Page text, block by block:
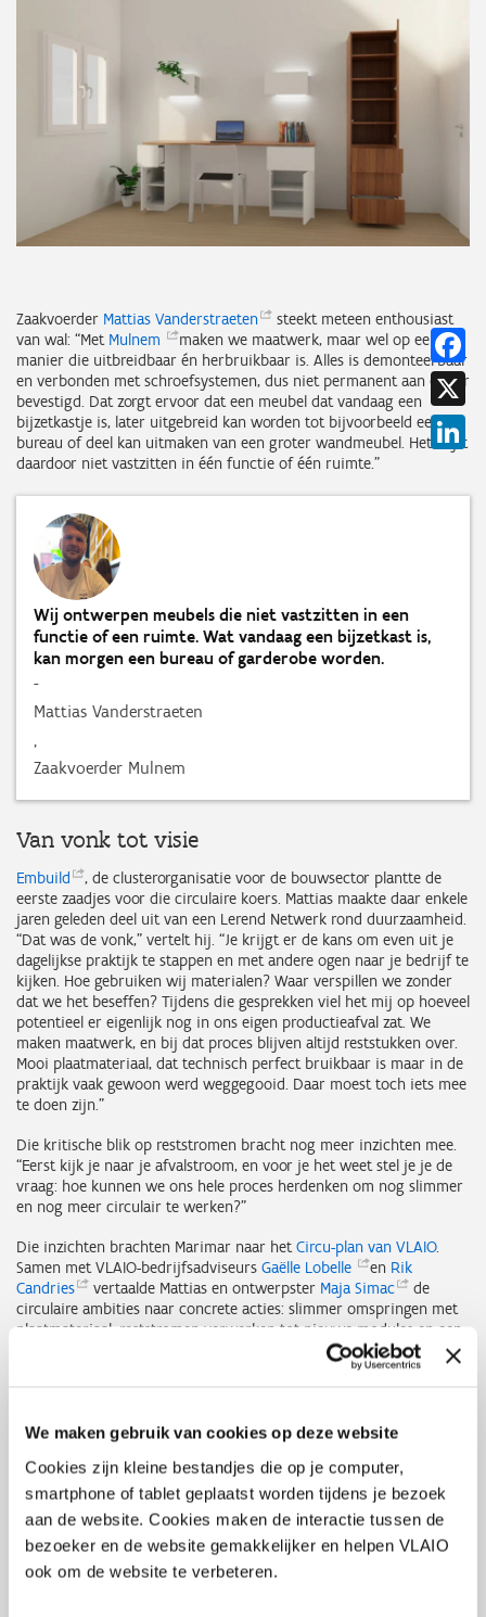
We maken gebruik van cookies op deze website
Cookies zijn kleine bestandjes die op je computer,
smartphone of tablet geplaatst worden tijdens je bezoek
aan de website. Cookies maken de interactie tussen de
bezoeker en de website gemakkelijker en helpen VLAIO
ook om de website te verbeteren.
X
Zaakvoerder Mattias Vanderstraeten
steekt meteen enthousiast
van wal: “Met Mulnem
maken we maatwerk, maar wel op een
manier die uitbreidbaar én herbruikbaar is. Alles is demonteerbaar
en verbonden met schroefsystemen, dus niet permanent aan elkaar
bevestigd. Dat zorgt ervoor dat een meubel dat vandaag een
bijzetkastje is, later uitgebreid kan worden tot bijvoorbeeld een
bureau of deel kan uitmaken van een groter wandmeubel. Het blijft
daardoor niet vastzitten in één functie of één ruimte.”
Wij ontwerpen meubels die niet vastzitten in een
functie of een ruimte. Wat vandaag een bijzetkast is,
kan morgen een bureau of garderobe worden.
-
Mattias Vanderstraeten
,
Zaakvoerder Mulnem
Van vonk tot visie
Embuild
, de clusterorganisatie voor de bouwsector plantte de
eerste zaadjes voor die circulaire koers. Mattias maakte daar enkele
jaren geleden deel uit van een Lerend Netwerk rond duurzaamheid.
“Dat was de vonk,” vertelt hij. “Je krijgt er de kans om even uit je
dagelijkse praktijk te stappen en met andere ogen naar je bedrijf te
kijken. Hoe gebruiken wij materialen? Waar verspillen we zonder
dat we het beseffen? Tijdens die gesprekken viel het mij op hoeveel
potentieel er eigenlijk nog in ons eigen productieafval zat. We
maken maatwerk, en bij dat proces blijven altijd reststukken over.
Mooi plaatmateriaal, dat technisch perfect bruikbaar is maar in de
praktijk vaak gewoon werd weggegooid. Daar moest toch iets mee
te doen zijn.”
Die kritische blik op reststromen bracht nog meer inzichten mee.
“Eerst kijk je naar je afvalstroom, en voor je het weet stel je je de
vraag: hoe kunnen we ons hele proces herdenken om nog slimmer
en nog meer circulair te werken?”
Die inzichten brachten Marimar naar hetCircu-plan van VLAIO.
Samen met VLAIO-bedrijfsadviseurs Gaëlle Lobelle en Rik
Candries
vertaalde Mattias en ontwerpster Maja Simac
de
circulaire ambities naar concrete acties: slimmer omspringen met
plaatmateriaal, reststromen verwerken tot nieuwe modules en een
businessmodel opzetten dat zowel voor klant als producent
Verder bouwen en groeien met CAP
Met die ideeën stapte Marimar in hetCircular Ambassador
Progra
m (CAP) vanVlaanderenCirculair
. Mattias: “Daar kregen
de eerste ideeën meer vorm, konden we ze aftoetsen bij experts en
collega-ondernemers en scherpten we onze strategie verder aan.
Na de waarom en de wat hadden we nu ook onzehoeen metwie
in beeld.”